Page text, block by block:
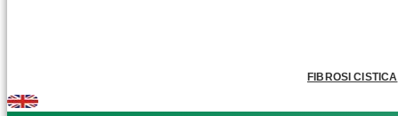
FIBROSI CISTICA